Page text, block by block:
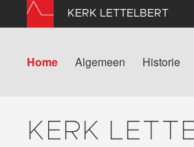
KERK LETTELBERT
Home Algemeen Historie
KERK